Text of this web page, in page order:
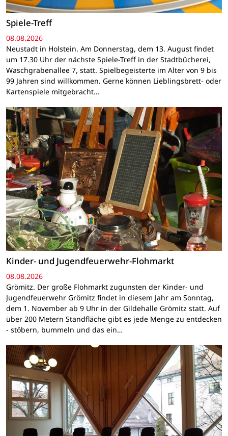
Spiele-Treff
08.08.2026
Neustadt in Holstein. Am Donnerstag, dem 13. August findet
um 17.30 Uhr der nächste Spiele-Treff in der Stadtbücherei,
Waschgrabenallee 7, statt. Spielbegeisterte im Alter von 9 bis
99 Jahren sind willkommen. Gerne können Lieblingsbrett- oder
Kartenspiele mitgebracht…
Kinder- und Jugendfeuerwehr-Flohmarkt
08.08.2026
Grömitz. Der große Flohmarkt zugunsten der Kinder- und
Jugendfeuerwehr Grömitz findet in diesem Jahr am Sonntag,
dem 1. November ab 9 Uhr in der Gildehalle Grömitz statt. Auf
über 200 Metern Standfläche gibt es jede Menge zu entdecken
- stöbern, bummeln und das ein…